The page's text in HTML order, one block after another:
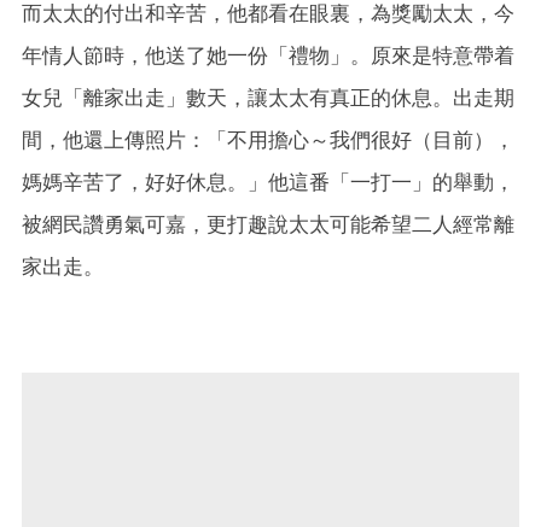
而太太的付出和辛苦，他都看在眼裏，為獎勵太太，今
年情人節時，他送了她一份「禮物」。原來是特意帶着
女兒「離家出走」數天，讓太太有真正的休息。出走期
間，他還上傳照片：「不用擔心～我們很好（目前），
媽媽辛苦了，好好休息。」他這番「一打一」的舉動，
被網民讚勇氣可嘉，更打趣說太太可能希望二人經常離
家出走。